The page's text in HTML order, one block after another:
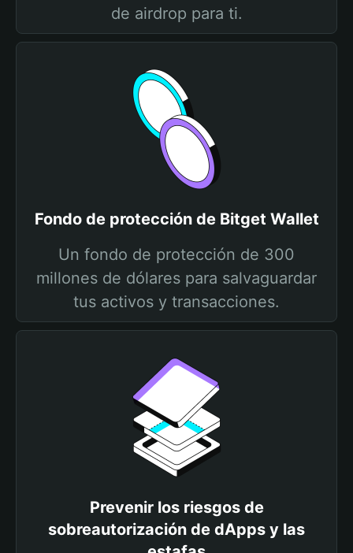
de airdrop para ti.
Fondo de protección de Bitget Wallet
Un fondo de protección de 300
millones de dólares para salvaguardar
tus activos y transacciones.
Prevenir los riesgos de
sobreautorización de dApps y las